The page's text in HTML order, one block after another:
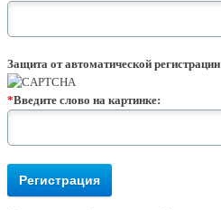
Защита от автоматической регистрации
*Введите слово на картинке: